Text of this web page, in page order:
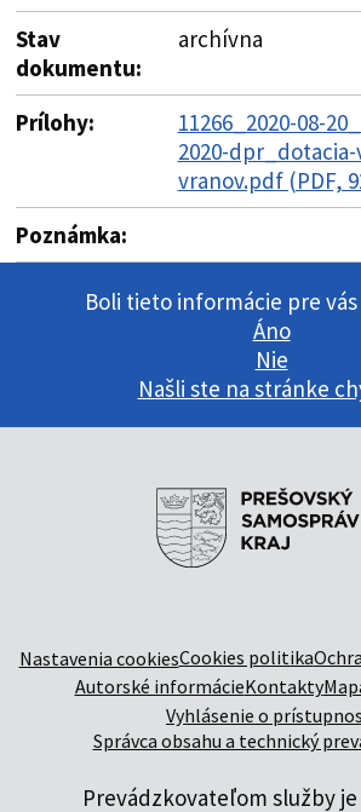
Stav
dokumentu:
archívna
Prílohy:
11266_2020-08-
2020-
vranov.pdf (PDF,
Poznámka:
Boli tieto informácie pre
Áno
Nie
Našli ste na stránke
Nastavenia cookiesCookies politika
Autorské informácieKontakty
Vyhlásenie o
Správca obsahu a technický
Prevádzkovateľom služby